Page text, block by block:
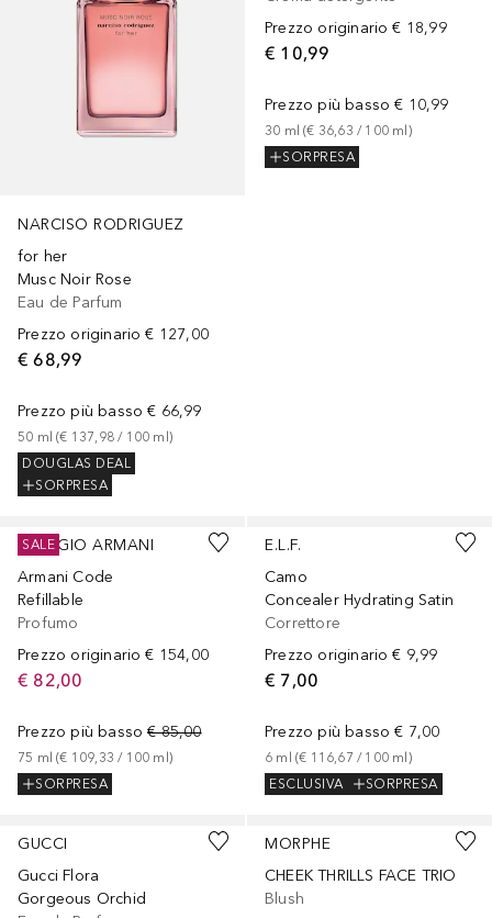
NARCISO RODRIGUEZ
for her
Musc Noir Rose
Eau de Parfum
Prezzo originario € 127,00
€ 68,99
Prezzo più basso € 66,99
50 ml (€ 137,98 / 100 ml )
DOUGLAS DEAL
SORPRESA
Prezzo originario € 18,99
€ 10,99
Prezzo più basso € 10,99
30 ml (€ 36,63 / 100 ml )
SORPRESA
GIORGIO ARMANI
Armani Code
Refillable
Profumo
Prezzo originario € 154,00
€ 82,00
Prezzo più basso € 85,00
75 ml (€ 109,33 / 100 ml )
SORPRESA
SALE
E.L.F.
Camo
Concealer Hydrating Satin
Correttore
Prezzo originario € 9,99
€ 7,00
Prezzo più basso € 7,00
6 ml (€ 116,67 / 100 ml )
ESCLUSIVA
SORPRESA
GUCCI
Gucci Flora
Gorgeous Orchid
MORPHE
CHEEK THRILLS FACE TRIO
Blush
+6